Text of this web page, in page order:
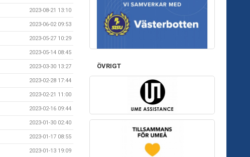
2023-08-21 13:10
2023-06-02 09:53
2023-05-27 10:29
2023-05-14 08:45
2023-03-30 13:27
2023-02-28 17:44
2023-02-21 11:00
2023-02-16 09:44
2023-01-30 02:40
2023-01-17 08:55
2023-01-13 19:09
ÖVRIGT